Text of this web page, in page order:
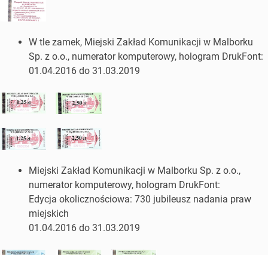
W tle zamek, Miejski Zakład Komunikacji w Malborku
Sp. z o.o., numerator komputerowy, hologram DrukFont:
01.04.2016 do 31.03.2019
Miejski Zakład Komunikacji w Malborku Sp. z o.o.,
numerator komputerowy, hologram DrukFont:
Edycja okolicznościowa: 730 jubileusz nadania praw
miejskich
01.04.2016 do 31.03.2019